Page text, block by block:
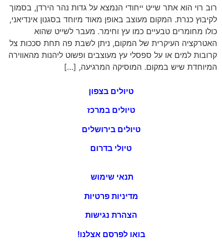
רוב רוי הוא אתר שייט ייחודי הנמצא על גדות נהר הירדן, בסמוך
לקיבוץ כנרת. המקום מעוצב באופן מאוד מיוחד בסגנון אינדיאני,
כולו מחומרים טבעיים כמו עץ וחימר. מעבר לשייט שהוא
האטרקציה העיקרית של המקום, ניתן לשבת פה תחת סככות צל
קרובות למים או על ספסלי עץ מעוצבים ופשוט ליהנות מהאווירה
המיוחדת שיש במקום. המוסיקה המרגיעה, […]
טיולים בצפון
טיולים במרכז
טיולים בירושלים
טיולי בדרום
תנאי שימוש
מדיניות פרטיות
הצהרת נגישות
בואו לפרסם אצלנו!